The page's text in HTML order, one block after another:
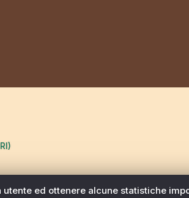
ed ottenere alcune statistiche